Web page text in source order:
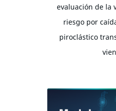
evaluación de la
riesgo por
piroclástico